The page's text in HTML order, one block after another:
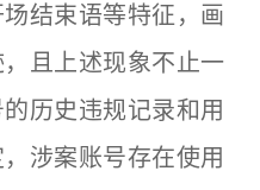
结束语等特征，画
且上述现象不止一
历史违规记录和用
涉案账号存在使用